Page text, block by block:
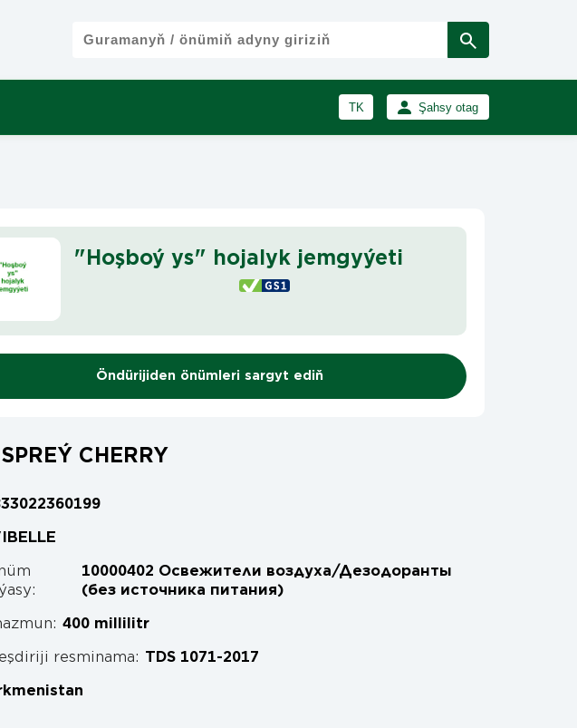
TK
RU
Şahsy otag
"Hoşboý ys" hojalyk jemgyýeti
Öndürijiden önümleri sargyt ediň
CHERRY
10000402 Освежители воздуха/Дезодоранты
(без источника питания)
400 millilitr
resminama: TDS 1071-2017